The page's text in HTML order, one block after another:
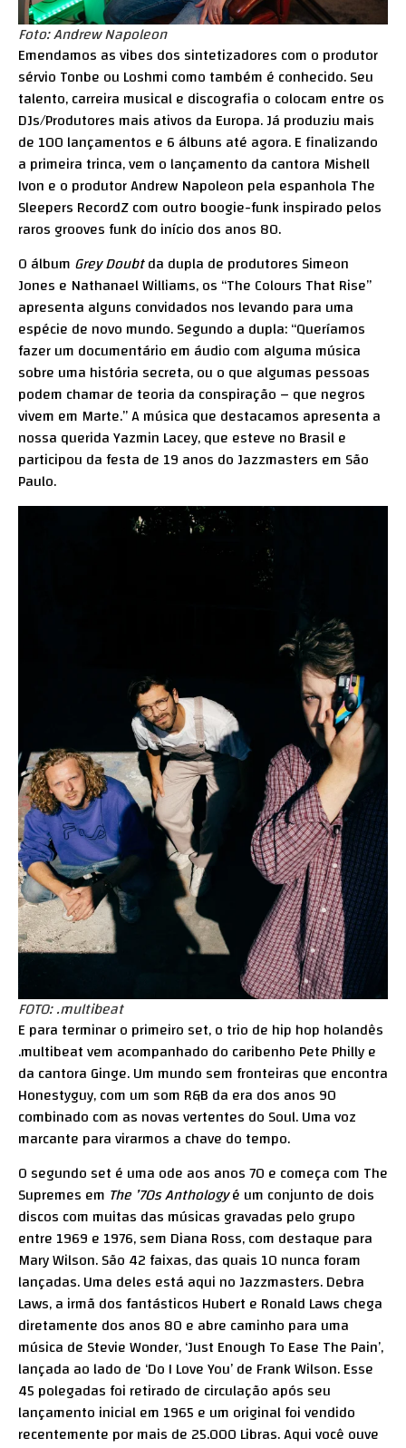
Foto: Andrew Napoleon
Emendamos as vibes dos sintetizadores com o produtor
sérvio Tonbe ou Loshmi como também é conhecido. Seu
talento, carreira musical e discografia o colocam entre os
DJs/Produtores mais ativos da Europa. Já produziu mais
de 100 lançamentos e 6 álbuns até agora. E finalizando
a primeira trinca, vem o lançamento da cantora Mishell
Ivon e o produtor Andrew Napoleon pela espanhola The
Sleepers RecordZ com outro boogie-funk inspirado pelos
raros grooves funk do início dos anos 80.
O álbum Grey Doubtda dupla de produtores Simeon
Jones e Nathanael Williams, os “The Colours That Rise”
apresenta alguns convidados nos levando para uma
espécie de novo mundo. Segundo a dupla: “Queríamos
fazer um documentário em áudio com alguma música
sobre uma história secreta, ou o que algumas pessoas
podem chamar de teoria da conspiração – que negros
vivem em Marte.” A música que destacamos apresenta a
nossa querida Yazmin Lacey, que esteve no Brasil e
participou da festa de 19 anos do Jazzmasters em São
Paulo.
FOTO: .multibeat
E para terminar o primeiro set, o trio de hip hop holandês
.multibeat vem acompanhado do caribenho Pete Philly e
da cantora Ginge. Um mundo sem fronteiras que encontra
Honestyguy, com um som R&B da era dos anos 90
combinado com as novas vertentes do Soul. Uma voz
marcante para virarmos a chave do tempo.
O segundo set é uma ode aos anos 70 e começa com The
Supremes em The ’70s Anthologyé um conjunto de dois
discos com muitas das músicas gravadas pelo grupo
entre 1969 e 1976, sem Diana Ross, com destaque para
Mary Wilson. São 42 faixas, das quais 10 nunca foram
lançadas. Uma deles está aqui no Jazzmasters. Debra
Laws, a irmã dos fantásticos Hubert e Ronald Laws chega
diretamente dos anos 80 e abre caminho para uma
música de Stevie Wonder, ‘Just Enough To Ease The Pain’,
lançada ao lado de ‘Do I Love You’ de Frank Wilson. Esse
45 polegadas foi retirado de circulação após seu
lançamento inicial em 1965 e um original foi vendido
recentemente por mais de 25.000 Libras. Aqui você ouve